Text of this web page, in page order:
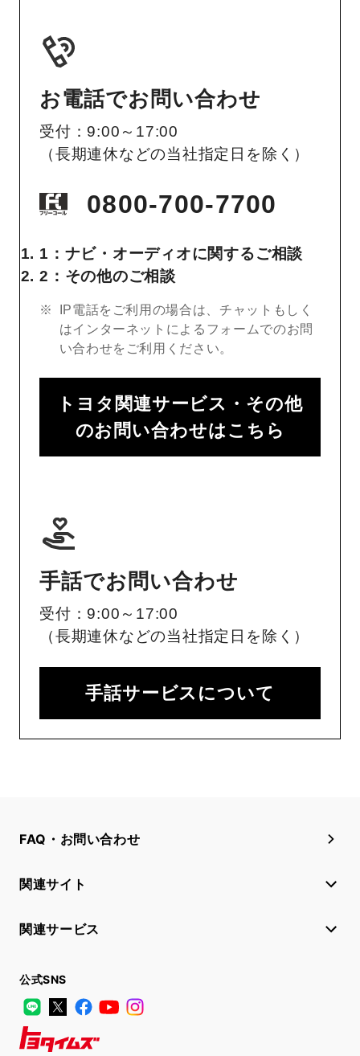
お電話でお問い合わせ
受付：9:00～17:00
（長期連休などの当社指定日を除く）
0800-700-7700
1：ナビ・オーディオに関するご相談
2：その他のご相談
IP電話をご利用の場合は、チャットもしく
はインターネットによるフォームでのお問
い合わせをご利用ください。
トヨタ関連サービス・その他
のお問い合わせはこちら
手話でお問い合わせ
受付：9:00～17:00
（長期連休などの当社指定日を除く）
手話サービスについて
FAQ・お問い合わせ
関連サイト
関連サービス
公式SNS
LINE
X FacebookYouTube